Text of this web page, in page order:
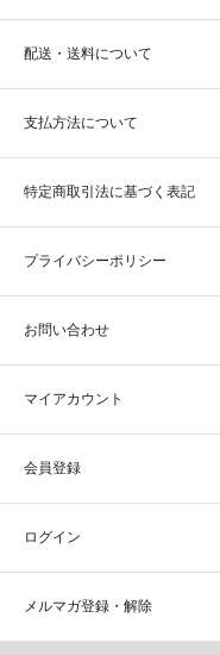
配送・送料について
支払方法について
特定商取引法に基づく表記
プライバシーポリシー
お問い合わせ
マイアカウント
会員登録
ログイン
メルマガ登録・解除